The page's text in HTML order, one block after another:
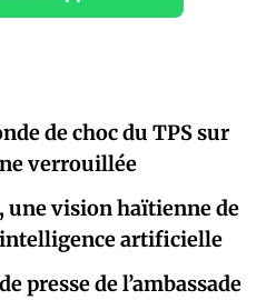
de choc du TPS sur
verrouillée
une vision haïtienne de
artificielle
presse de l’ambassade